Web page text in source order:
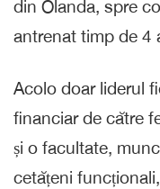
din Olanda, spre
antrenat timp de 4
Acolo doar liderul
financiar de către
și o facultate,
cetățeni